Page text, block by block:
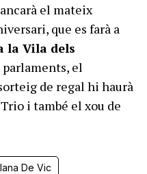
el mateix
que es farà a
la Vila dels
el
de regal hi haurà
i també el xou de
De Vic